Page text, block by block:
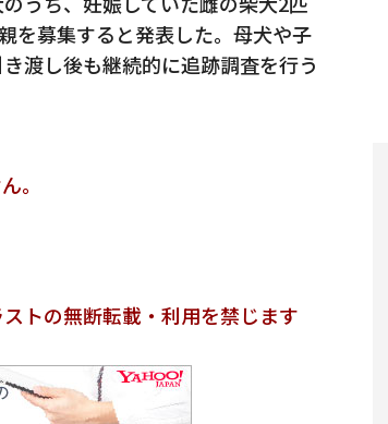
を募集すると発表した。母犬や子
渡し後も継続的に追跡調査を行う
。
トの無断転載・利用を禁じます